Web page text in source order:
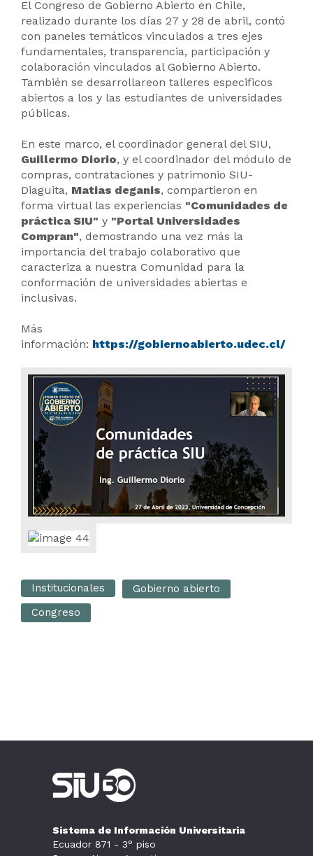
El Congreso de Gobierno Abierto en Chile,
realizado durante los días 27 y 28 de abril, contó
con paneles temáticos vinculados a tres ejes
fundamentales, transparencia, participación y
colaboración vinculados al Gobierno Abierto.
También se desarrollareon talleres especificos
abiertos a los y las estudiantes de universidades
públicas.
En este marco, el coordinador general del SIU,
Guillermo Diorio, y el coordinador del módulo de
compras, contrataciones y patrimonio SIU-
Diaguita, Matias deganis, compartieron en
forma virtual las experiencias "Comunidades de
práctica SIU" y "Portal Universidades
Compran", demostrando una vez más la
importancia del trabajo colaborativo que
caracteriza a nuestra Comunidad para la
conformación de universidades abiertas e
inclusivas.
Más
información: https://gobiernoabierto.udec.cl/
Institucionales
Gobierno abierto
Congreso
Sistema de Información Universitaria
Ecuador 871 - 3° piso